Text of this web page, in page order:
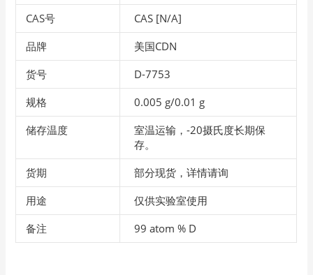
CAS号
CAS [N/A]
品牌
美国CDN
货号
D-7753
规格
0.005 g/0.01 g
储存温度
室温运输，-20摄氏度长期保
存。
货期
部分现货，详情请询
用途
仅供实验室使用
备注
99 atom % D